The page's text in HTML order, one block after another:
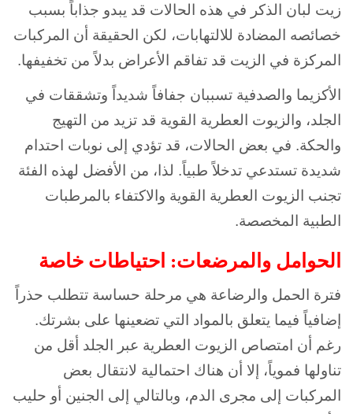
زيت لبان الذكر في هذه الحالات قد يبدو جذاباً بسبب
خصائصه المضادة للالتهابات، لكن الحقيقة أن المركبات
المركزة في الزيت قد تفاقم الأعراض بدلاً من تخفيفها.
الأكزيما والصدفية تسببان جفافاً شديداً وتشققات في
الجلد، والزيوت العطرية القوية قد تزيد من التهيج
والحكة. في بعض الحالات، قد تؤدي إلى نوبات احتدام
شديدة تستدعي تدخلاً طبياً. لذا، من الأفضل لهذه الفئة
تجنب الزيوت العطرية القوية والاكتفاء بالمرطبات
الطبية المخصصة.
الحوامل والمرضعات: احتياطات خاصة
فترة الحمل والرضاعة هي مرحلة حساسة تتطلب حذراً
إضافياً فيما يتعلق بالمواد التي تضعينها على بشرتك.
رغم أن امتصاص الزيوت العطرية عبر الجلد أقل من
تناولها فموياً، إلا أن هناك احتمالية لانتقال بعض
المركبات إلى مجرى الدم، وبالتالي إلى الجنين أو حليب